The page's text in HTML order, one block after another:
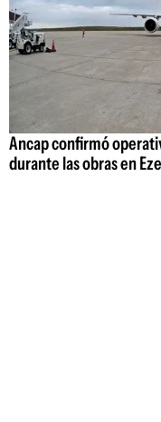
Ancap confirmó
durante las obras en